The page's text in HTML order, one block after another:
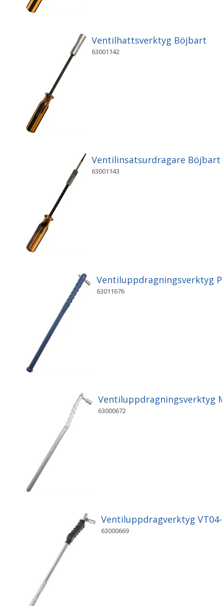
Ventilhattsverktyg Böjbart
63001142
Ventilinsatsurdragare Böjbart
63001143
Ventiluppdragningsverktyg
63011676
Ventiluppdragningsverktyg
63000672
Ventiluppdragverktyg
63000669